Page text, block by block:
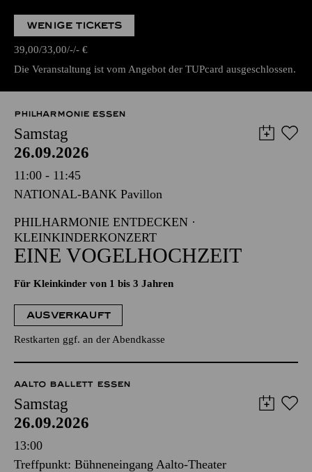
WENIGE TICKETS
39,00 33,00 - - €
Die Veranstaltung ist vom Angebot der TUPcard ausgeschlossen.
PHILHARMONIE ESSEN
Samstag
26.09.2026
11:00 - 11:45
NATIONAL-BANK Pavillon
PHILHARMONIE ENTDECKEN ·
KLEINKINDERKONZERT
EINE VOGELHOCHZEIT
Für Kleinkinder von 1 bis 3 Jahren
AUSVERKAUFT
Restkarten ggf. an der Abendkasse
AALTO BALLETT ESSEN
Samstag
26.09.2026
13:00
Treffpunkt: Bühneneingang Aalto-Theater